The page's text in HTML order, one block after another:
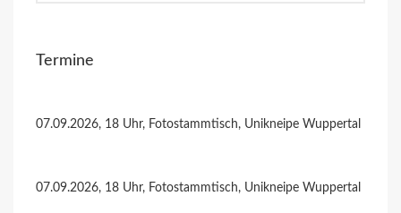
Termine
07.09.2026, 18 Uhr, Fotostammtisch, Unikneipe Wuppertal
07.09.2026, 18 Uhr, Fotostammtisch, Unikneipe Wuppertal